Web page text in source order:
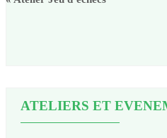
ATELIERS ET